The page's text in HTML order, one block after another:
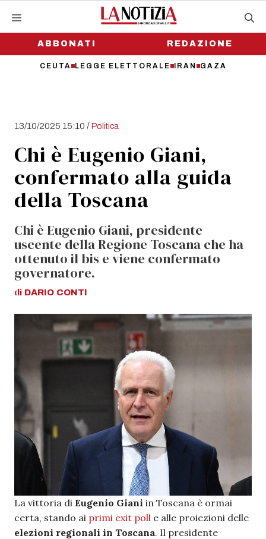
contenutoABBONATI
CEUTA LEGGE ELETTORALE IRAN GAZA
REDAZIONE
13/10/2025 15:10 /Politica
Chi è Eugenio Giani,
confermato alla guida
della Toscana
Chi è Eugenio Giani, presidente
uscente della Regione Toscana che ha
ottenuto il bis e viene confermato
governatore.
di DARIO CONTI
La vittoria di Eugenio Giani in Toscana è ormai
certa, stando ai primi exit poll e alle proiezioni delle
elezioni regionali in Toscana. Il presidente